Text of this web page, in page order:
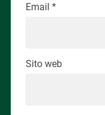
Email *
Sito web